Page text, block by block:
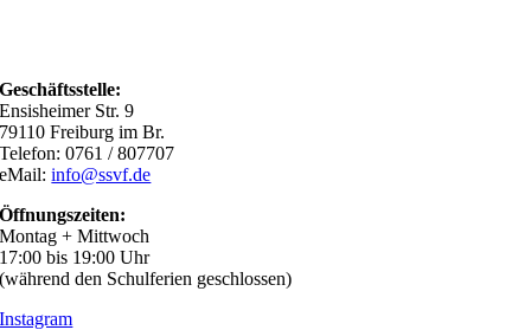
Geschäftsstelle:
Ensisheimer Str. 9
79110 Freiburg im Br.
Telefon: 0761 / 807707
eMail:info@ssvf.de
Öffnungszeiten:
Montag + Mittwoch
17:00 bis 19:00 Uhr
(während den Schulferien geschlossen)
Instagram